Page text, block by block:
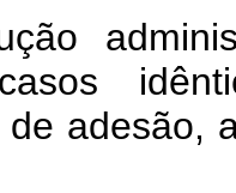
adesão,